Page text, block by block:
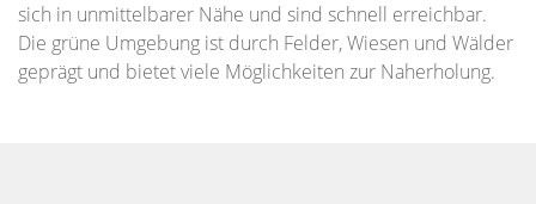
sich in unmittelbarer Nähe und sind schnell erreichbar.
Die grüne Umgebung ist durch Felder, Wiesen und Wälder
geprägt und bietet viele Möglichkeiten zur Naherholung.